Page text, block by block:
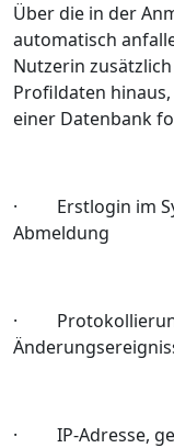
Über die in der
automatisch
Nutzerin
Profildaten
einer Datenbank
· Erstlogin im
Abmeldung
·
· IP-Adresse,